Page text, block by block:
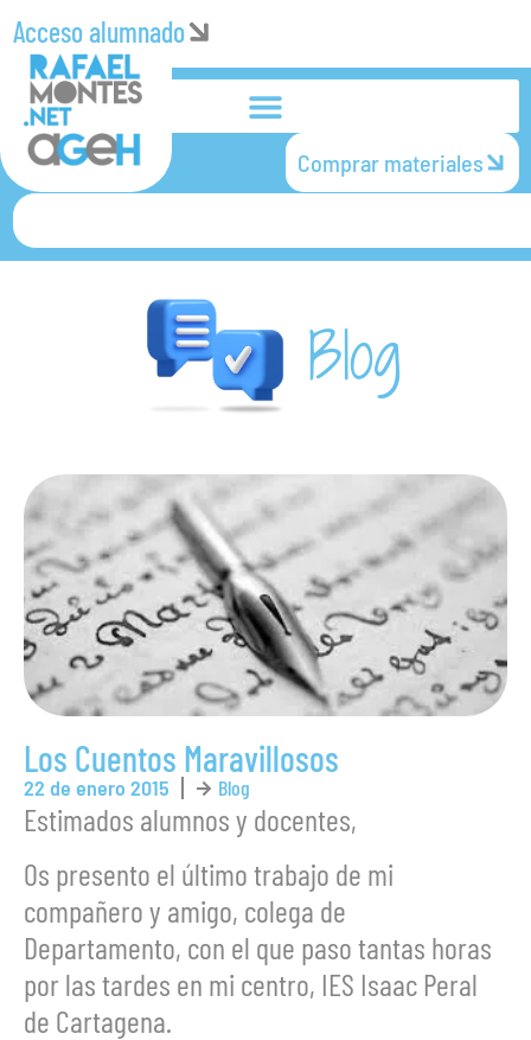
Acceso alumnado
Comprar materiales
Blog
Los Cuentos Maravillosos
22 de enero 2015 Blog
Estimados alumnos y docentes,
Os presento el último trabajo de mi
compañero y amigo, colega de
Departamento, con el que paso tantas horas
por las tardes en mi centro, IES Isaac Peral
de Cartagena.